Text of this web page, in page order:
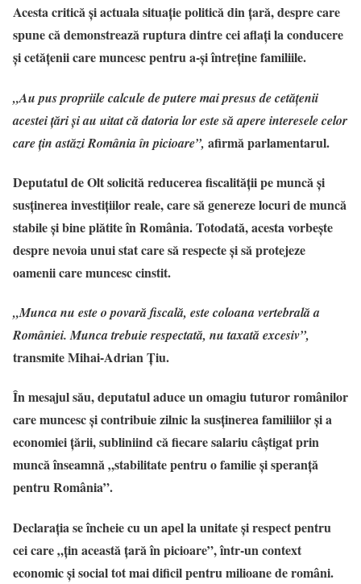
Acesta critică și actuala situație politică din țară, despre care
spune că demonstrează ruptura dintre cei aflați la conducere
și cetățenii care muncesc pentru a-și întreține familiile.
„Au pus propriile calcule de putere mai presus de cetățenii
acestei țări și au uitat că datoria lor este să apere interesele celor
care țin astăzi România în picioare”, afirmă parlamentarul.
Deputatul de Olt solicită reducerea fiscalității pe muncă și
susținerea investițiilor reale, care să genereze locuri de muncă
stabile și bine plătite în România. Totodată, acesta vorbește
despre nevoia unui stat care să respecte și să protejeze
oamenii care muncesc cinstit.
„Munca nu este o povară fiscală, este coloana vertebrală a
României. Munca trebuie respectată, nu taxată excesiv”,
transmite Mihai-Adrian Țiu.
În mesajul său, deputatul aduce un omagiu tuturor românilor
care muncesc și contribuie zilnic la susținerea familiilor și a
economiei țării, subliniind că fiecare salariu câștigat prin
muncă înseamnă „stabilitate pentru o familie și speranță
pentru România”.
Declarația se încheie cu un apel la unitate și respect pentru
cei care „țin această țară în picioare”, într-un context
economic și social tot mai dificil pentru milioane de români.